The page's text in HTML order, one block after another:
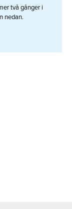
två gånger i
nedan.